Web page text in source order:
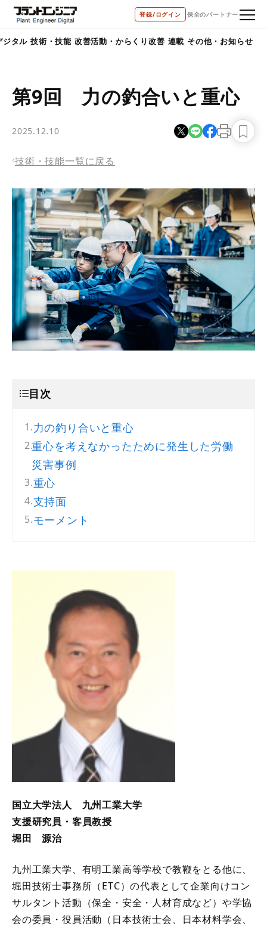
登録/ログイン 保全のパートナー
ジタル 技術・技能 改善活動・からくり改善 連載 その他・お知らせ
bool(true)
第9回 力の釣合いと重心
2025.12.10
技術・技能一覧に戻る
目次
力の釣り合いと重心
重心を考えなかったために発生した労働
災害事例
重心
支持面
モーメント
国立大学法人 九州工業大学
支援研究員・客員教授
堀田 源治
九州工業大学、有明工業高等学校で教鞭をとる他に、
堀田技術士事務所（ETC）の代表として企業向けコン
サルタント活動（保全・安全・人材育成など）や学協
会の委員・役員活動（日本技術士会、日本材料学会、